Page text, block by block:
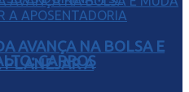
CARROS
AVANÇA NA BOLSA E
A